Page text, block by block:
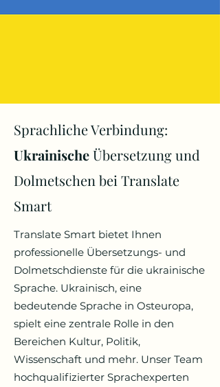
Sprachliche Verbindung:
UkrainischeÜbersetzung und
Dolmetschen bei Translate
Smart
Translate Smart bietet Ihnen
professionelle Übersetzungs- und
Dolmetschdienste für die ukrainische
Sprache. Ukrainisch, eine
bedeutende Sprache in Osteuropa,
spielt eine zentrale Rolle in den
Bereichen Kultur, Politik,
Wissenschaft und mehr. Unser Team
hochqualifizierter Sprachexperten